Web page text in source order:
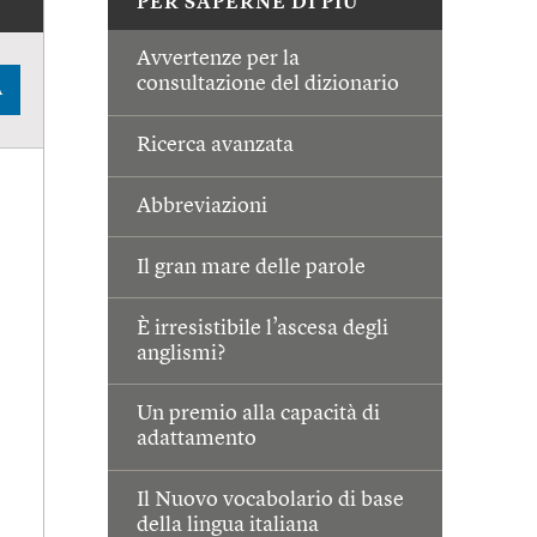
Avvertenze per la
consultazione del dizionario
Ricerca avanzata
Abbreviazioni
Il gran mare delle parole
È irresistibile l’ascesa degli
anglismi?
Un premio alla capacità di
adattamento
Il Nuovo vocabolario di base
della lingua italiana